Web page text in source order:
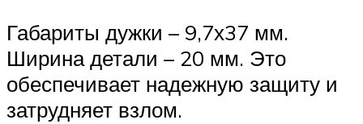
Габариты дужки – 9,7х37 мм.
Ширина детали – 20 мм. Это
обеспечивает надежную защиту и
затрудняет взлом.